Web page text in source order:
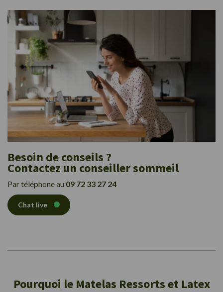
Besoin de conseils ?
Contactez un conseiller sommeil
Par téléphone au 09 72 33 27 24
Chat live
Pourquoi le Matelas Ressorts et Latex